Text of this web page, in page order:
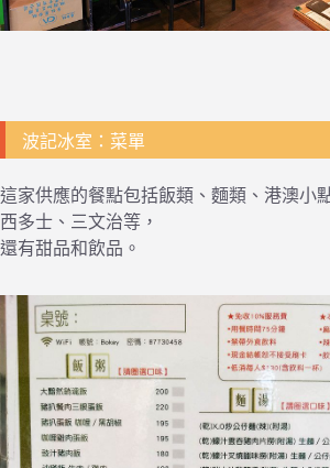
波記冰室：菜單
這家供應的餐點包括飯類、麵類、港澳小
西多士、三文治等，
還有甜品和飲品。